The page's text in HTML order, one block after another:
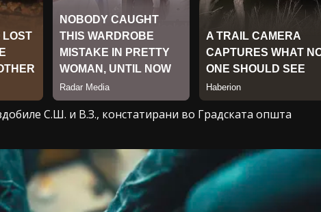
С.Ш. и В.З., констатирани во Градската општа